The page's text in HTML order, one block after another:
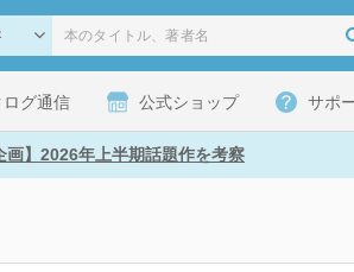
ログ通信 公式ショップ サポ
画】2026年上半期話題作を考察